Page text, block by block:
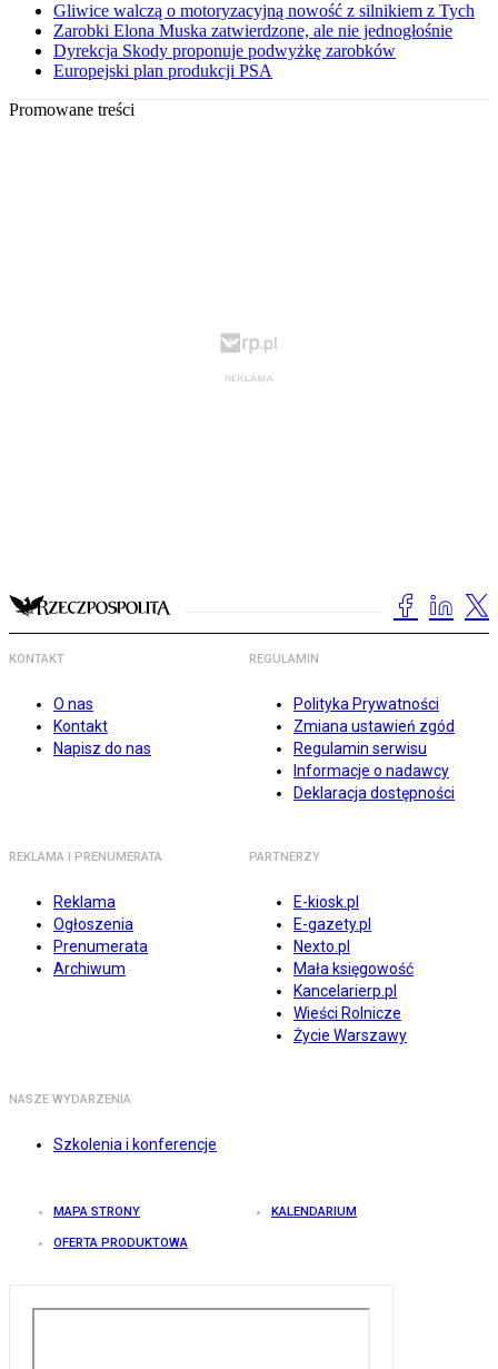
Gliwice walczą o motoryzacyjną nowość z silnikiem z Tych
Zarobki Elona Muska zatwierdzone, ale nie jednogłośnie
Dyrekcja Skody proponuje podwyżkę zarobków
Europejski plan produkcji PSA
Promowane treści
KONTAKT
O nas
Kontakt
Napisz do nas
REGULAMIN
Polityka Prywatności
Zmiana ustawień zgód
Regulamin serwisu
Informacje o nadawcy
Deklaracja dostępności
REKLAMA I PRENUMERATA
Reklama
Ogłoszenia
Prenumerata
Archiwum
PARTNERZY
E-kiosk.pl
E-gazety.pl
Nexto.pl
Mała księgowość
Kancelarierp.pl
Wieści Rolnicze
Życie Warszawy
NASZE WYDARZENIA
Szkolenia i konferencje
MAPA STRONY KALENDARIUM
OFERTA PRODUKTOWA